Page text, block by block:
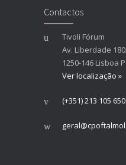
Contactos
Tivoli Fórum
Av. Liberdade
1250-146 Lisboa
Ver localização »
(+351) 213 105 650